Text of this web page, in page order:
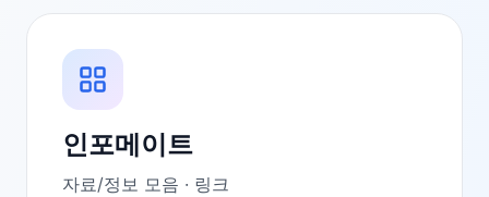
인포메이트
자료/정보 모음 · 링크